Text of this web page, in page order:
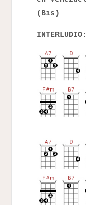
(Bis)
INTERLUDIO: